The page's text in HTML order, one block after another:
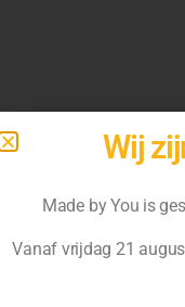
Wij
Made by You is
Vanaf vrijdag 21